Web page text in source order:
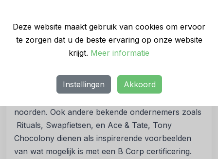
Deze website maakt gebruik van cookies om ervoor
te zorgen dat u de beste ervaring op onze website
krijgt. Meer informatie
Instellingen Akkoord
een diepgaand begrip van zowel de uitdagingen als
de kansen die komen kijken bij het B Corp
certificeringsproces, is Ten Stripes jouw ideale
Bedrijven zoals Eska, Alfa Accountants en
noorden. Ook andere bekende ondernemers zoals
Rituals, Swapfietsen, en Ace & Tate, Tony
Chocolony dienen als inspirerende voorbeelden
van wat mogelijk is met een B Corp certificering.